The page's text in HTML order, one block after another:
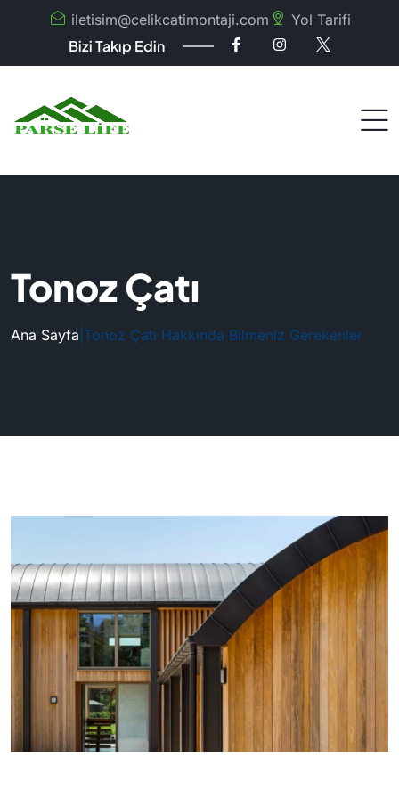
iletisim@celikcatimontaji.com Yol Tarifi
Bizi Takıp Edin
Tonoz Çatı
Ana Sayfa Tonoz Çatı Hakkında Bilmeniz Gerekenler